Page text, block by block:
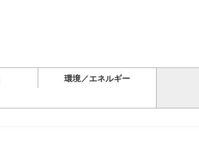
環境／エネルギー